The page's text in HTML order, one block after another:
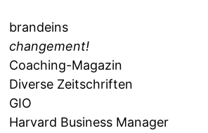
brandeins
changement!
Coaching-Magazin
Diverse Zeitschriften
GIO
Harvard Business Manager